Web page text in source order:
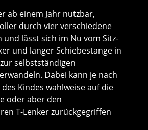
ab einem Jahr nutzbar,
durch vier verschiedene
lässt sich im Nu vom Sitz-
und langer Schiebestange in
selbstständigen
Dabei kann je nach
Kindes wahlweise auf die
oder aber den
T-Lenker zurückgegriffen